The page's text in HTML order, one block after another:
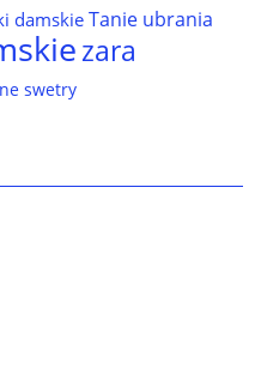
damskieTanie ubrania
zara
swetry